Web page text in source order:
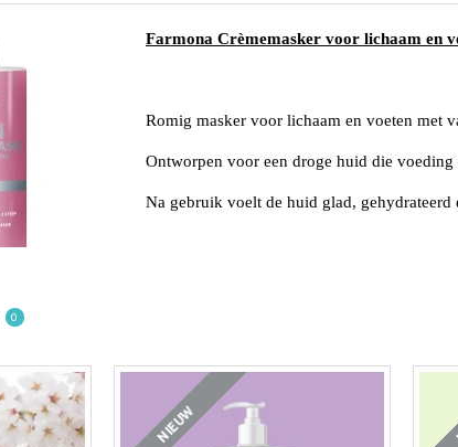
Farmona Crèmemasker voor lichaam en
Romig masker voor lichaam en voeten met
Ontworpen voor een droge huid die voeding
Na gebruik voelt de huid glad, gehydrateerd
0
NIEUW